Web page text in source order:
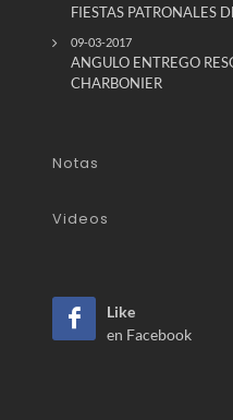
FIESTAS PATRONALES
09-03-2017
ANGULO ENTREGO
CHARBONIER
Notas
Videos
Like
en Facebook